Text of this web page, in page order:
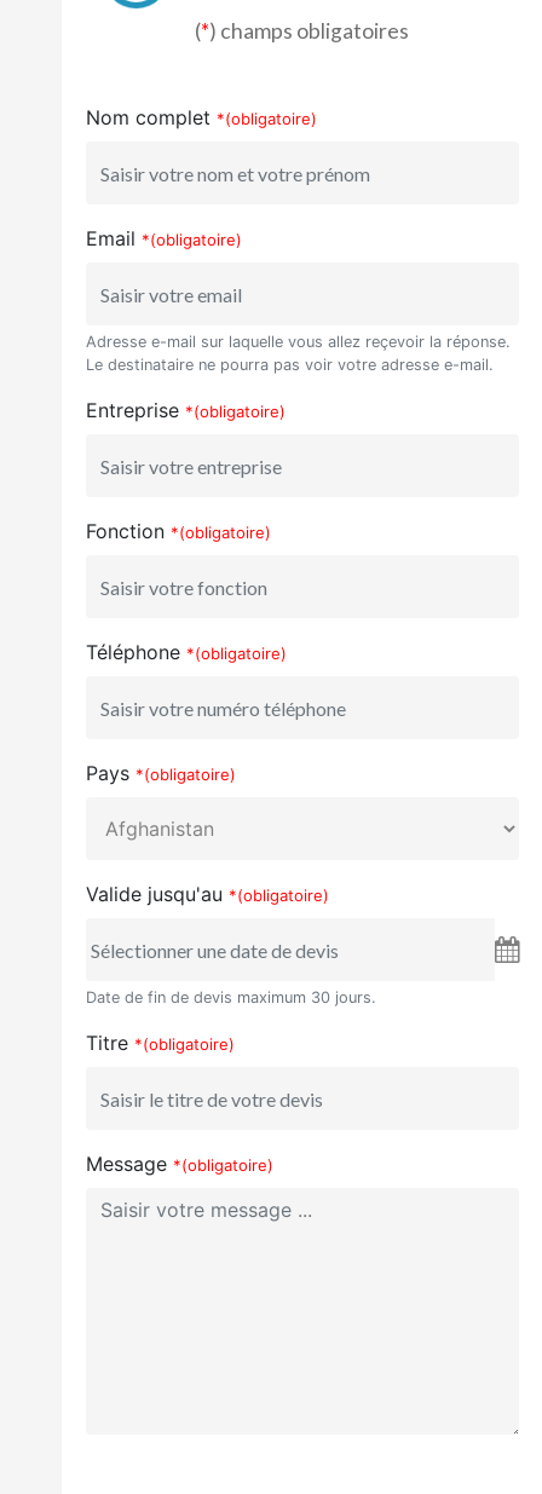
(*) champs obligatoires
Nom complet *(obligatoire)
Email *(obligatoire)
Adresse e-mail sur laquelle vous allez reçevoir la réponse.
Le destinataire ne pourra pas voir votre adresse e-mail.
Entreprise *(obligatoire)
Fonction *(obligatoire)
Téléphone *(obligatoire)
Pays *(obligatoire)
Valide jusqu'au *(obligatoire)
Date de fin de devis maximum 30 jours.
Titre *(obligatoire)
Message *(obligatoire)